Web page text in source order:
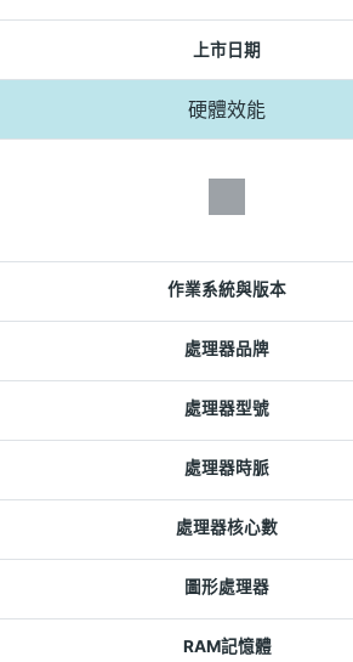
上市日期
硬體效能
作業系統與版本
處理器品牌
處理器型號
處理器時脈
處理器核心數
圖形處理器
RAM記憶體